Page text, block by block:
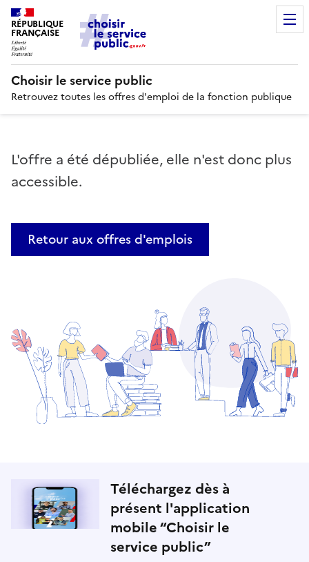
RÉPUBLIQUE
FRANÇAISE
Choisir le service public
Retrouvez toutes les offres d'emploi de la fonction publique
L'offre a été dépubliée, elle n'est donc plus
accessible.
Retour aux offres d'emplois
Téléchargez dès à
présent l'application
mobile “Choisir le
service public”